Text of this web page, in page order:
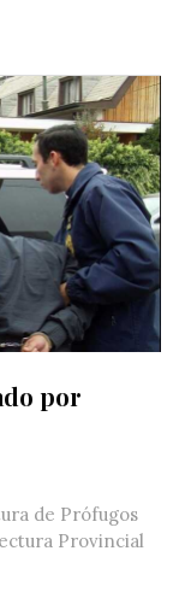
por
de Prófugos
Provincial